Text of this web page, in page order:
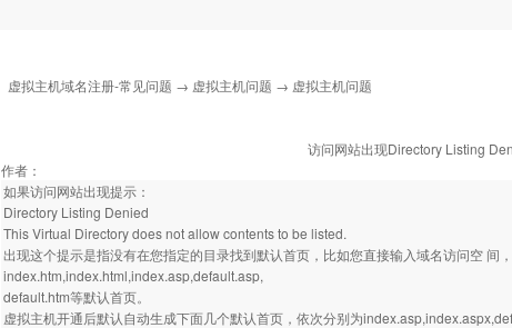
虚拟主机域名注册-常见问题 → 虚拟主机问题 → 虚拟主机问题
访问网站出现Directory Listing
作者：
如果访问网站出现提示：
Directory Listing Denied
This Virtual Directory does not allow contents to be listed.
出现这个提示是指没有在您指定的目录找到默认首页，比如您直接输入域名访问空 间
index.htm,index.html,index.asp,default.asp,
default.htm等默认首页。
虚拟主机开通后默认自动生成下面几个默认首页，依次分别为